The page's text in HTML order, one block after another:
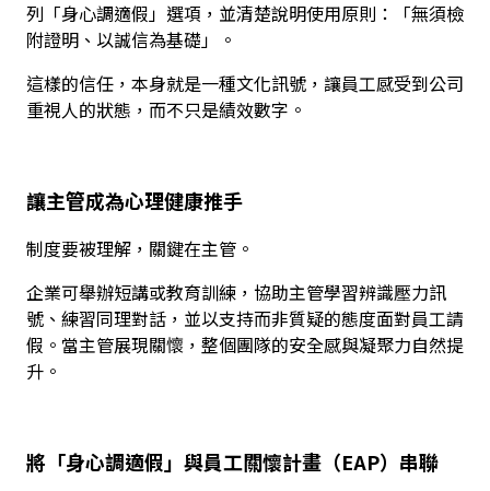
列「身心調適假」選項，並清楚說明使用原則：「無須檢
附證明、以誠信為基礎」。
這樣的信任，本身就是一種文化訊號，讓員工感受到公司
重視人的狀態，而不只是績效數字。
讓主管成為心理健康推手
制度要被理解，關鍵在主管。
企業可舉辦短講或教育訓練，協助主管學習辨識壓力訊
號、練習同理對話，並以支持而非質疑的態度面對員工請
假。當主管展現關懷，整個團隊的安全感與凝聚力自然提
升。
將「身心調適假」與員工關懷計畫（EAP）串聯